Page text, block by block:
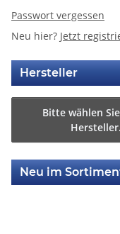
Passwort vergessen
Neu hier? Jetzt
Hersteller
Bitte wählen
Hersteller.
Neu im